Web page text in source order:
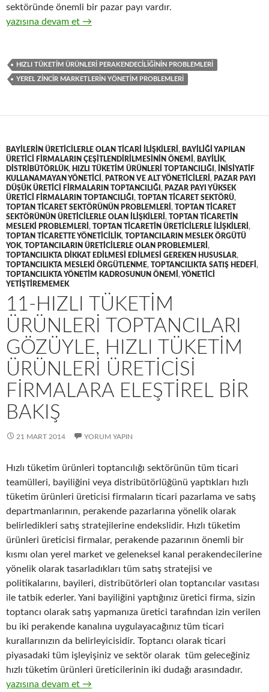
sektöründe önemli bir pazar payı vardır.
23-Yerel zincir market perakendecilerinde görülebilen yönetim
yazısına devam et →
HIZLI TÜKETIM ÜRÜNLERI PERAKENDECILIĞININ PROBLEMLERI
YEREL ZINCIR MARKETLERIN YÖNETIM PROBLEMLERI
BAYILERIN ÜRETICILERLE OLAN TICARI ILIŞKILERI , BAYILIĞI YAPILAN
ÜRETICI FIRMALARIN ÇEŞITLENDIRILMESININ ÖNEMI , BAYILIK,
DISTRIBÜTÖRLÜK, HIZLI TÜKETIM ÜRÜNLERI TOPTANCILIĞI ,
INISIYATIF
KULLANAMAYAN YÖNETICI , PATRON VE ALT YÖNETICILERI , PAZAR PAYI
DÜŞÜK ÜRETICI FIRMALARIN TOPTANCILIĞI , PAZAR PAYI YÜKSEK
ÜRETICI FIRMALARIN TOPTANCILIĞI , TOPTAN TICARET SEKTÖRÜ,
TOPTAN TICARET SEKTÖRÜNÜN PROBLEMLERI , TOPTAN TICARET
SEKTÖRÜNÜN ÜRETICILERLE OLAN ILIŞKILERI , TOPTAN TICARETIN
MESLEKI PROBLEMLERI , TOPTAN TICARETIN ÜRETICILERLE ILIŞKILERI ,
TOPTAN TICARETTE YÖNETICILIK, TOPTANCILARIN MESLEK ÖRGÜTÜ
YOK, TOPTANCILARIN ÜRETICILERLE OLAN PROBLEMLERI ,
TOPTANCILIKTA DIKKAT EDILMESI EDILMESI GEREKEN HUSUSLAR,
TOPTANCILIKTA MESLEKI ÖRGÜTLENME, TOPTANCILIKTA SATIŞ HEDEFI ,
TOPTANCILIKTA YÖNETIM KADROSUNUN ÖNEMI ,YÖNETICI
YETIŞTIREMEMEK
11-HIZLI TÜKETIM
ÜRÜNLERI TOPTANCILARI
GÖZÜYLE, HIZLI TÜKETIM
ÜRÜNLERI ÜRETICISI
FIRMALARA ELEŞTIREL BIR
BAKIŞ
21 MART 2014 YORUM YAPIN
Hızlı tüketim ürünleri toptancılığı sektörünün tüm ticari
teamülleri, bayiliğini veya distribütörlüğünü yaptıkları hızlı
tüketim ürünleri üreticisi firmaların ticari pazarlama ve satış
departmanlarının, perakende pazarlarına yönelik olarak
belirledikleri satış stratejilerine endekslidir. Hızlı tüketim
ürünleri üreticisi firmalar, perakende pazarının önemli bir
kısmı olan yerel market ve geleneksel kanal perakendecilerine
yönelik olarak tasarladıkları tüm satış stratejisi ve
politikalarını, bayileri, distribütörleri olan toptancılar vasıtası
ile tatbik ederler. Yani bayiliğini yaptığınız üretici firma, sizin
toptancı olarak satış yapmanıza üretici tarafından izin verilen
bu iki perakende kanalına uygulayacağınız tüm ticari
kurallarınızın da belirleyicisidir. Toptancı olarak ticari
piyasadaki tüm işleyişiniz ve sektör olarak tüm geleceğiniz
hızlı tüketim ürünleri üreticilerinin iki dudağı arasındadır.
11-Hızlı tüketim ürünleri toptancıları gözüyle, hızlı tüketim
yazısına devam et →